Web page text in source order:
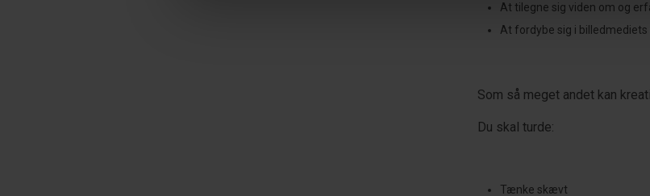
At tilegne sig viden om og
At fordybe sig i billedmediets
Som så meget andet kan
Du skal turde:
Tænke skævt